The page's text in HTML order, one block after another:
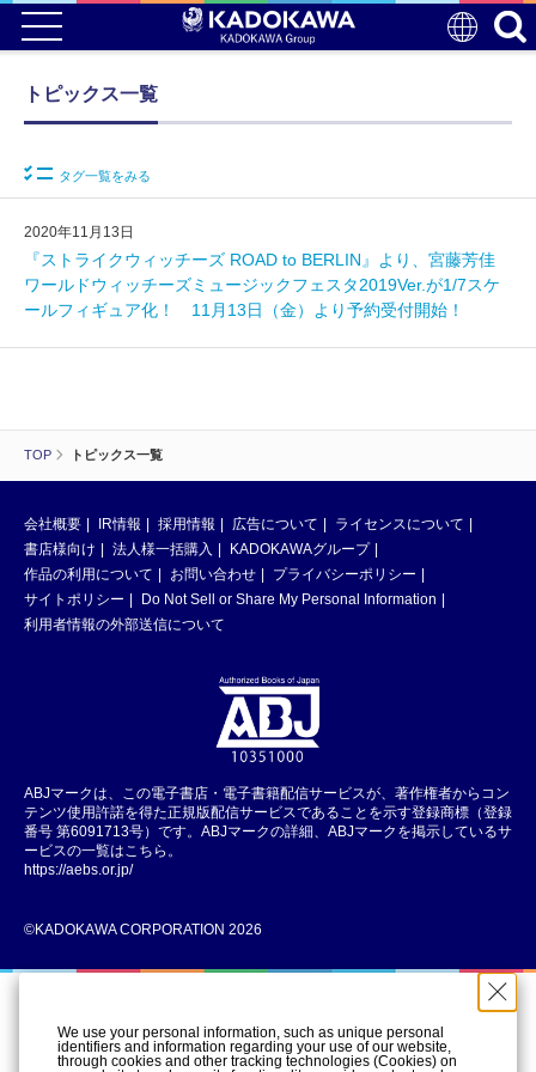
TOP トピックス一覧
トピックス一覧
タグ一覧をみる
2020年11月13日
『ストライクウィッチーズ ROAD to BERLIN』より、宮藤芳佳
ワールドウィッチーズミュージックフェスタ2019Ver.が1/7スケ
ールフィギュア化！ 11月13日（金）より予約受付開始！
会社概要 IR情報 採用情報 広告について
ライセンスについて
書店様向け
法人様一括購入
KADOKAWAグループ
作品の利用について
お問い合わせ
プライバシーポリシー
サイトポリシー
Do Not Sell or Share My Personal Information
利用者情報の外部送信について
ABJマークは、この電子書店・電子書籍配信サービスが、著作権者からコン
テンツ使用許諾を得た正規版配信サービスであることを示す登録商標（登録
番号 第6091713号）です。ABJマークの詳細、ABJマークを掲示しているサ
ービスの一覧はこちら。
https://aebs.or.jp/
©KADOKAWA CORPORATION 2026
We use your personal information, such as unique personal
identifiers and information regarding your use of our website,
through cookies and other tracking technologies (Cookies) on